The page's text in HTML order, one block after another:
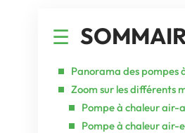
Panorama des pompes
Zoom sur les différents
Pompe à chaleur air-
Pompe à chaleur air-